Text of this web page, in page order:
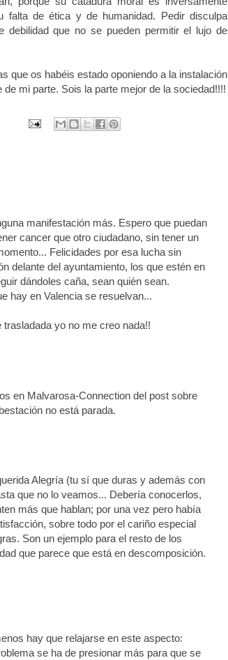
falta de ética y de humanidad. Pedir disculpa
debilidad que no se pueden permitir el lujo de
que os habéis estado oponiendo a la instalación
mi parte. Sois la parte mejor de la sociedad!!!!
manifestación más. Espero que puedan
cancer que otro ciudadano, sin tener un
Felicidades por esa lucha sin
delante del ayuntamiento, los que estén en
dándoles caña, sean quién sean.
hay en Valencia se resuelvan...
yo no me creo nada!!
en Malvarosa-Connection del post sobre
no está parada.
Alegría (tu sí que duras y además con
que no lo veamos... Debería conocerlos,
más que hablan; por una vez pero había
sobre todo por el cariño especial
Son un ejemplo para el resto de los
que parece que está en descomposición.
hay que relajarse en este aspecto:
se ha de presionar más para que se